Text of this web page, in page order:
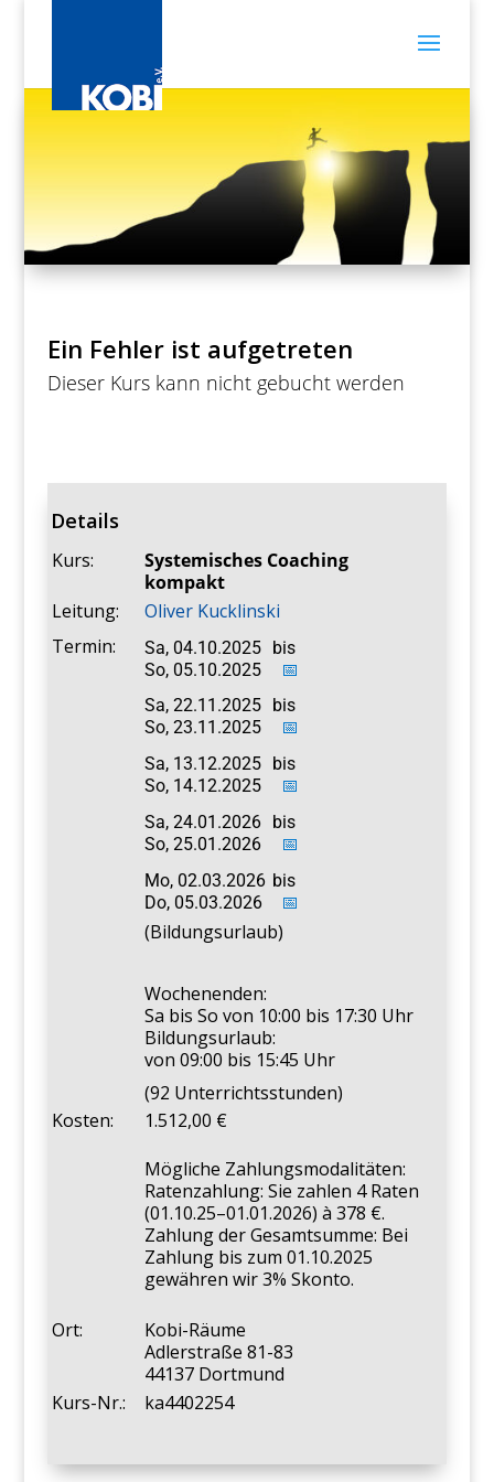
Ein Fehler ist aufgetreten
Dieser Kurs kann nicht gebucht werden
Details
Kurs:
Systemisches Coaching
kompakt
Leitung:
Oliver Kucklinski
Termin:
Sa, 04.10.2025
bis
So, 05.10.2025
📅
Sa, 22.11.2025
bis
So, 23.11.2025
📅
Sa, 13.12.2025
bis
So, 14.12.2025
📅
Sa, 24.01.2026
bis
So, 25.01.2026
📅
Mo, 02.03.2026 bis
Do, 05.03.2026
📅
(Bildungsurlaub)
Wochenenden:
Sa bis So von 10:00 bis 17:30 Uhr
Bildungsurlaub:
von 09:00 bis 15:45 Uhr
(92 Unterrichtsstunden)
Kosten:
1.512,00
Mögliche Zahlungsmodalitäten:
Ratenzahlung: Sie zahlen 4 Raten
(01.10.25–01.01.2026) à 378 €.
Zahlung der Gesamtsumme: Bei
Zahlung bis zum 01.10.2025
gewähren wir 3% Skonto.
Ort:
Kobi-Räume
Adlerstraße 81-83
44137 Dortmund
Kurs-Nr.:
ka4402254